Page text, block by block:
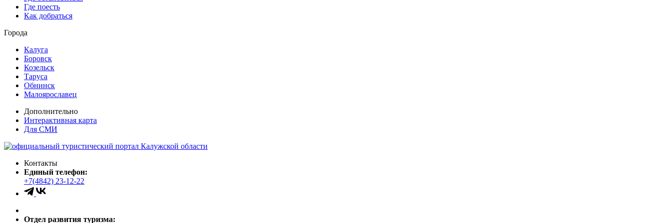
Где поесть
Как добраться
Города
Калуга
Боровск
Козельск
Таруса
Обнинск
Малоярославец
Дополнительно
Интерактивная карта
Для СМИ
Контакты
Единый телефон:
+7(4842) 23-12-22
Отдел развития туризма: